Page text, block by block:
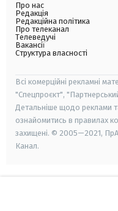
Про нас
Редакція
Редакційна політика
Про телеканал
Телеведучі
Вакансії
Структура власності
Всі комерційні рекламні
"Спецпроєкт",
Детальніше щодо реклами
ознайомитись в правилах
захищені. © 2005—2021,
Канал.